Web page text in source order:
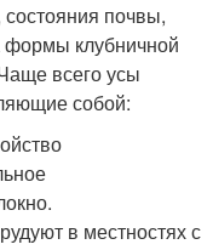
почвы,
формы клубничной
всего усы
собой:
в местностях с